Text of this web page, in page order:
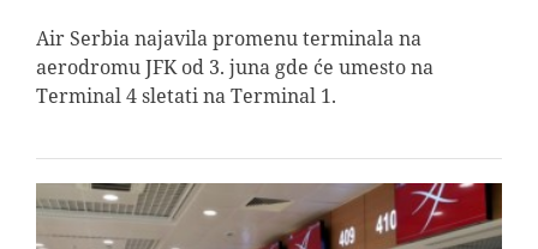
Air Serbia najavila promenu terminala na
aerodromu JFK od 3. juna gde će umesto na
Terminal 4 sletati na Terminal 1.